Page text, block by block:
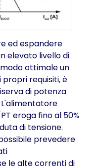
ed espandere
elevato livello di
ottimale un
requisiti, è
di potenza
eroga fino al 50%
di tensione.
prevedere
le alte correnti di